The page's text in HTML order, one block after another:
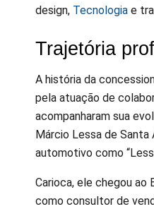
design, Tecnologia e
Trajetória
A história da
pela atuação de
acompanharam sua
Márcio Lessa de
automotivo como
Carioca, ele chegou ao
como consultor de